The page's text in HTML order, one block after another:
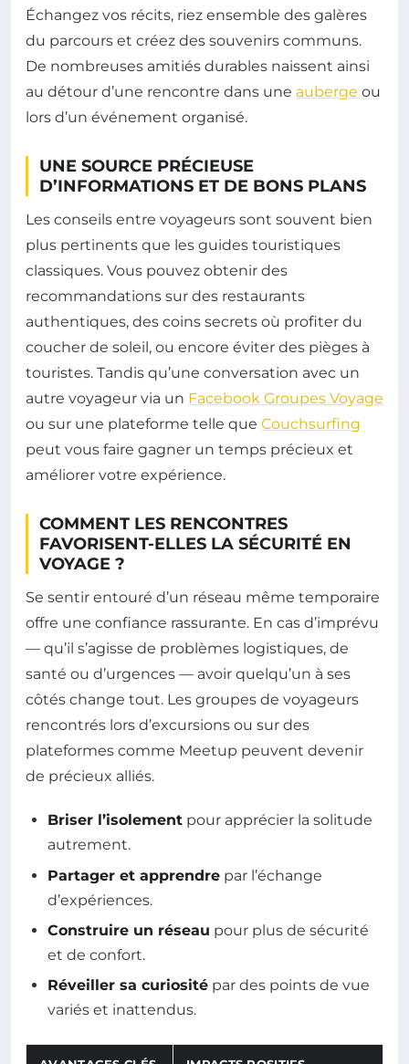
Échangez vos récits, riez ensemble des galères
du parcours et créez des souvenirs communs.
De nombreuses amitiés durables naissent ainsi
au détour d’une rencontre dans une auberge ou
lors d’un événement organisé.
UNE SOURCE PRÉCIEUSE
D’INFORMATIONS ET DE BONS PLANS
Les conseils entre voyageurs sont souvent bien
plus pertinents que les guides touristiques
classiques. Vous pouvez obtenir des
recommandations sur des restaurants
authentiques, des coins secrets où profiter du
coucher de soleil, ou encore éviter des pièges à
touristes. Tandis qu’une conversation avec un
autre voyageur via un Facebook Groupes Voyage
ou sur une plateforme telle que Couchsurfing
peut vous faire gagner un temps précieux et
améliorer votre expérience.
COMMENT LES RENCONTRES
FAVORISENT-ELLES LA SÉCURITÉ EN
VOYAGE ?
Se sentir entouré d’un réseau même temporaire
offre une confiance rassurante. En cas d’imprévu
— qu’il s’agisse de problèmes logistiques, de
santé ou d’urgences — avoir quelqu’un à ses
côtés change tout. Les groupes de voyageurs
rencontrés lors d’excursions ou sur des
plateformes comme Meetup peuvent devenir
de précieux alliés.
Briser l’isolement pour apprécier la solitude
autrement.
Partager et apprendre par l’échange
d’expériences.
Construire un réseau pour plus de sécurité
et de confort.
Réveiller sa curiosité par des points de vue
variés et inattendus.